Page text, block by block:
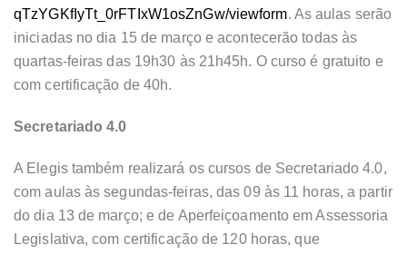
qTzYGKfIyTt_0rFTIxW1osZnGw/viewform. As aulas serão
iniciadas no dia 15 de março e acontecerão todas às
quartas-feiras das 19h30 às 21h45h. O curso é gratuito e
com certificação de 40h.
Secretariado 4.0
A Elegis também realizará os cursos de Secretariado 4.0,
com aulas às segundas-feiras, das 09 às 11 horas, a partir
do dia 13 de março; e de Aperfeiçoamento em Assessoria
Legislativa, com certificação de 120 horas, que